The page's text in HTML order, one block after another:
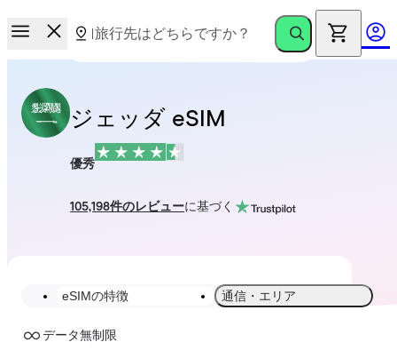
ジェッダ eSIM
優秀
105,198件のレビューに基づく
eSIMの特徴 通信・エリア
データ無制限